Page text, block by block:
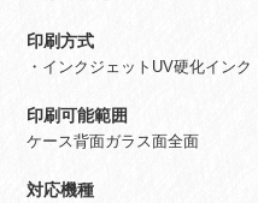
印刷方式
・インクジェットUV硬化インク
印刷可能範囲
ケース背面ガラス面全面
対応機種